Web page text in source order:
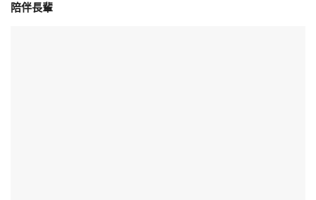
陪伴長輩